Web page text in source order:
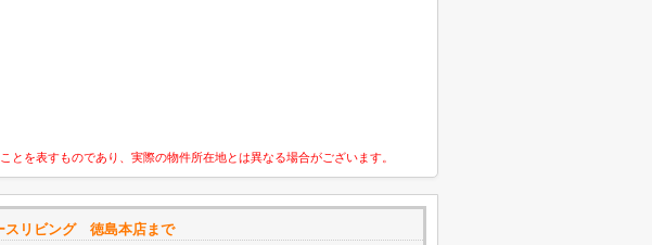
を表すものであり、実際の物件所在地とは異なる場合がございます。
スリビング 徳島本店まで